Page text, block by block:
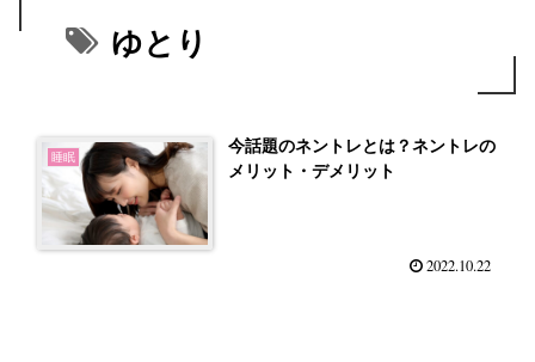
ゆとり
睡眠
今話題のネントレとは？ネントレの
メリット・デメリット
2022.10.22